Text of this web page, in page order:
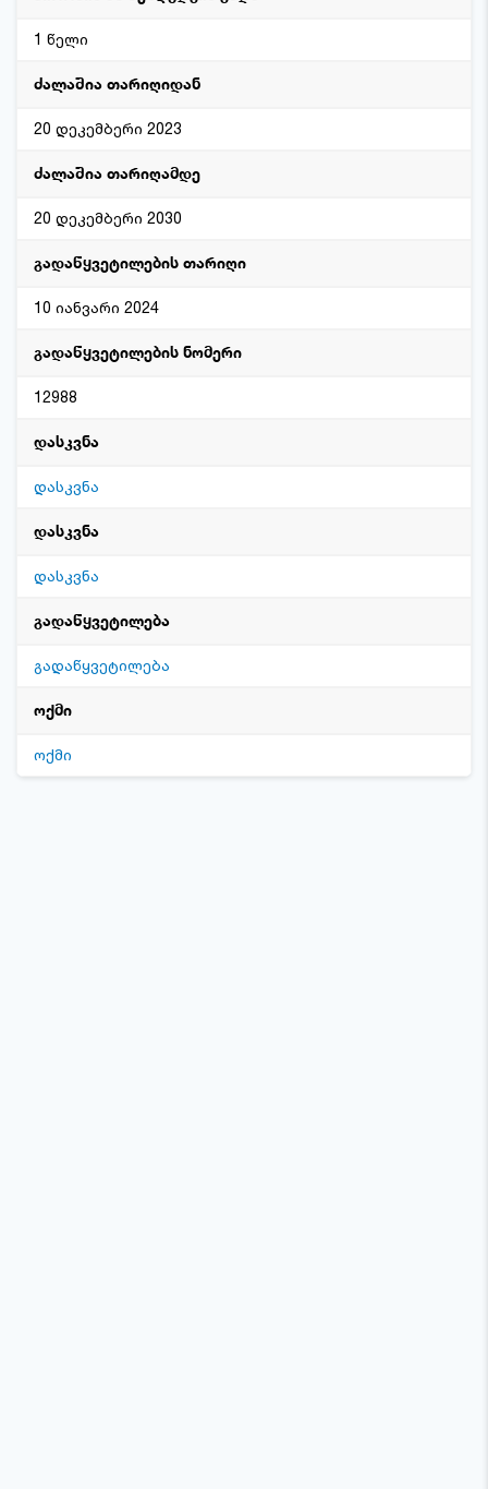
1 წელი
ძალაშია თარიღიდან
20 დეკემბერი 2023
ძალაშია თარიღამდე
20 დეკემბერი 2030
გადაწყვეტილების თარიღი
10 იანვარი 2024
გადაწყვეტილების ნომერი
12988
დასკვნა
დასკვნა
დასკვნა
დასკვნა
გადაწყვეტილება
გადაწყვეტილება
ოქმი
ოქმი